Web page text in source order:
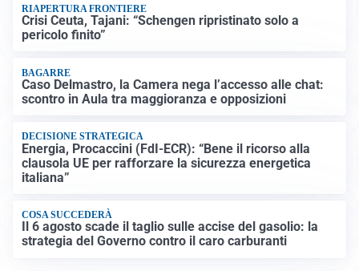
RIAPERTURA FRONTIERE
Crisi Ceuta, Tajani: “Schengen ripristinato solo a
pericolo finito”
BAGARRE
Caso Delmastro, la Camera nega l’accesso alle chat:
scontro in Aula tra maggioranza e opposizioni
DECISIONE STRATEGICA
Energia, Procaccini (FdI-ECR): “Bene il ricorso alla
clausola UE per rafforzare la sicurezza energetica
italiana”
COSA SUCCEDERÀ
Il 6 agosto scade il taglio sulle accise del gasolio: la
strategia del Governo contro il caro carburanti